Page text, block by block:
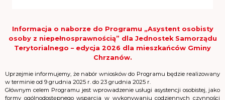
Informacja o naborze do Programu „Asystent osobisty
osoby z niepełnosprawnością” dla Jednostek Samorządu
Terytorialnego – edycja 2026 dla mieszkańców Gminy
Chrzanów.
Uprzejmie informujemy, że nabór wniosków do Programu będzie realizowany
w terminie od 9 grudnia 2025 r. do 23 grudnia 2025 r.
Głównym celem Programu jest wprowadzenie usługi asystencji osobistej, jako
formy ogólnodostępnego wsparcia w wykonywaniu codziennych czynności